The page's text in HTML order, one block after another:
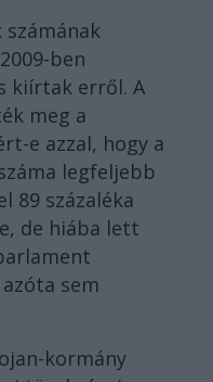
ben
kiírtak erről. A
meg a
e azzal, hogy a
legfeljebb
89 százaléka
de hiába lett
sem
kormány